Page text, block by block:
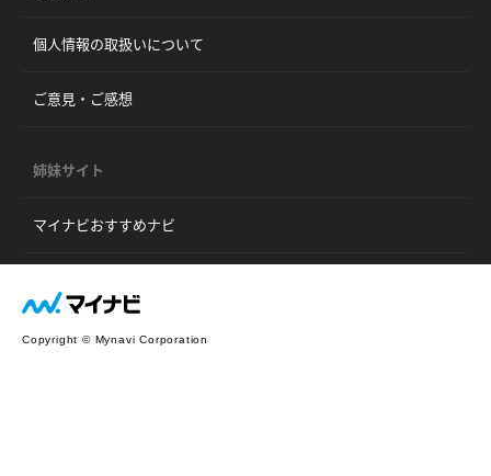
個人情報の取扱いについて
ご意見・ご感想
姉妹サイト
マイナビおすすめナビ
Copyright © Mynavi Corporation